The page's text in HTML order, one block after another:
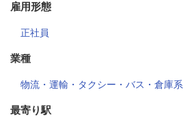
雇用形態
正社員
業種
物流・運輸・タクシー・バス・倉庫系
最寄り駅